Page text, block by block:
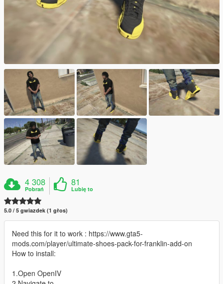
4 308
Pobrań
81
Lubię to
5.0 / 5 gwiazdek (1 głos)
Need this for it to work : https://www.gta5-
mods.com/player/ultimate-shoes-pack-for-franklin-add-on
How to install:
1.Open OpenIV